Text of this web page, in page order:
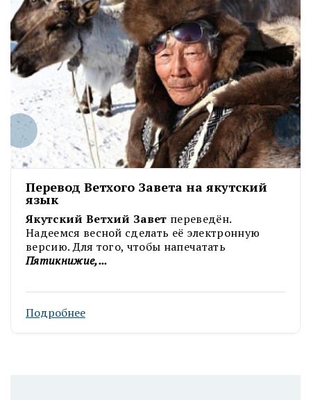
Перевод Ветхого Завета на якутский
язык
Якутский Ветхий Завет переведён.
Надеемся весной сделать её электронную
версию. Для того, чтобы напечатать
Пятикнижие,...
Подробнее